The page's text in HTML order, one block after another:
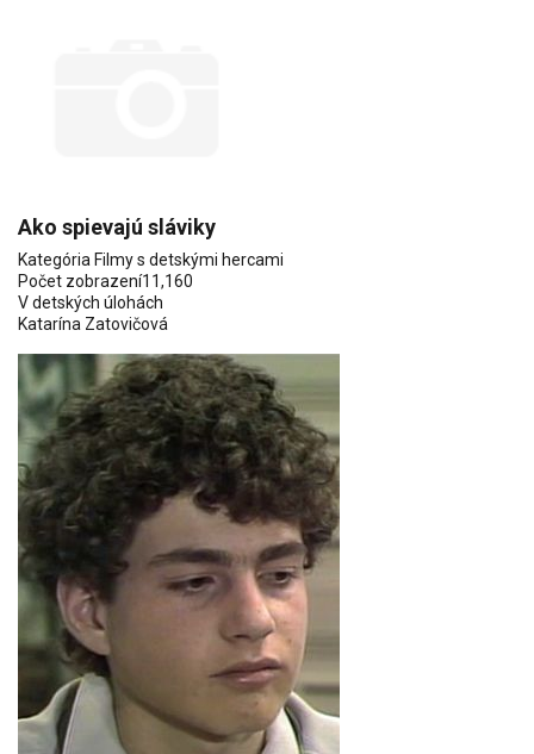
Ako spievajú sláviky
Kategória Filmy s detskými hercami
Počet zobrazení11,160
V detských úlohách
Katarína Zatovičová